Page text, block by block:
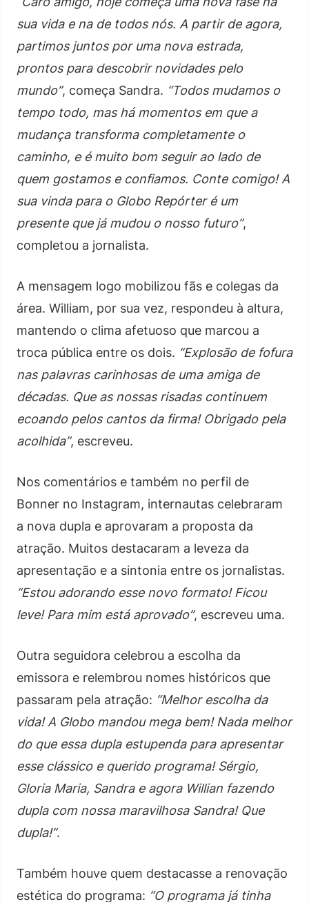
sua vida e na de todos nós. A partir de agora,
partimos juntos por uma nova estrada,
prontos para descobrir novidades pelo
mundo”, começa Sandra. “Todos mudamos o
tempo todo, mas há momentos em que a
mudança transforma completamente o
caminho, e é muito bom seguir ao lado de
quem gostamos e confiamos. Conte comigo! A
sua vinda para o Globo Repórter é um
presente que já mudou o nosso futuro”,
completou a jornalista.
A mensagem logo mobilizou fãs e colegas da
área. William, por sua vez, respondeu à altura,
mantendo o clima afetuoso que marcou a
troca pública entre os dois. “Explosão de fofura
nas palavras carinhosas de uma amiga de
décadas. Que as nossas risadas continuem
ecoando pelos cantos da firma! Obrigado pela
acolhida”, escreveu.
Nos comentários e também no perfil de
Bonner no Instagram, internautas celebraram
a nova dupla e aprovaram a proposta da
atração. Muitos destacaram a leveza da
apresentação e a sintonia entre os jornalistas.
“Estou adorando esse novo formato! Ficou
leve! Para mim está aprovado”, escreveu uma.
Outra seguidora celebrou a escolha da
emissora e relembrou nomes históricos que
passaram pela atração: “Melhor escolha da
vida! A Globo mandou mega bem! Nada melhor
do que essa dupla estupenda para apresentar
esse clássico e querido programa! Sérgio,
Gloria Maria, Sandra e agora Willian fazendo
dupla com nossa maravilhosa Sandra! Que
dupla!”.
Também houve quem destacasse a renovação
estética do programa: “O programa já tinha